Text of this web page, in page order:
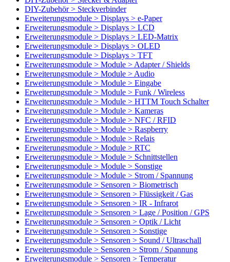
DIY-Zubehör > Steckverbinder
Erweiterungsmodule > Displays > e-Paper
Erweiterungsmodule > Displays > LCD
Erweiterungsmodule > Displays > LED-Matrix
Erweiterungsmodule > Displays > OLED
Erweiterungsmodule > Displays > TFT
Erweiterungsmodule > Module > Adapter / Shields
Erweiterungsmodule > Module > Audio
Erweiterungsmodule > Module > Eingabe
Erweiterungsmodule > Module > Funk / Wireless
Erweiterungsmodule > Module > HTTM Touch Schalter
Erweiterungsmodule > Module > Kameras
Erweiterungsmodule > Module > NFC / RFID
Erweiterungsmodule > Module > Raspberry
Erweiterungsmodule > Module > Relais
Erweiterungsmodule > Module > RTC
Erweiterungsmodule > Module > Schnittstellen
Erweiterungsmodule > Module > Sonstige
Erweiterungsmodule > Module > Strom / Spannung
Erweiterungsmodule > Sensoren > Biometrisch
Erweiterungsmodule > Sensoren > Flüssigkeit / Gas
Erweiterungsmodule > Sensoren > IR - Infrarot
Erweiterungsmodule > Sensoren > Lage / Position / GPS
Erweiterungsmodule > Sensoren > Optik / Licht
Erweiterungsmodule > Sensoren > Sonstige
Erweiterungsmodule > Sensoren > Sound / Ultraschall
Erweiterungsmodule > Sensoren > Strom / Spannung
Erweiterungsmodule > Sensoren > Temperatur